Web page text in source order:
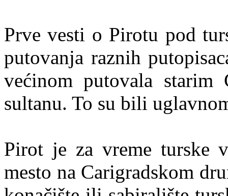
Prve vesti o Pirotu pod
putovanja raznih
većinom putovala starim
sultanu. To su bili
Pirot je za vreme turske
mesto na Carigradskom